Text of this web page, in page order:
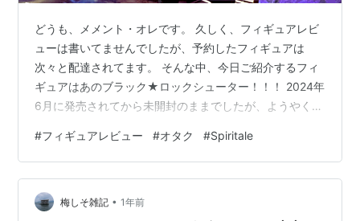
どうも、メメント・オレです。 久しく、フィギュアレビ
ューは書いてませんでしたが、予約したフィギュアは
次々と配達されてます。 そんな中、今日ご紹介するフィ
ギュアはあのブラック★ロックシューター！！！ 2024年
6月に発売されてから未開封のままでしたが、ようやく開
ビューの前のおさらい いざ、フィギュアレビュー♪ 開封
の儀 細かいところ フィギュアを手に取ってみようーー
撮影TIME（写真多めだよ） あとがき レビューの前のお
さらい www.nicovideo.jp ボカロ好きな人なら絶対知って
#フィギュアレビュー #オタク #Spiritale
梅しそ雑記 • 1年前